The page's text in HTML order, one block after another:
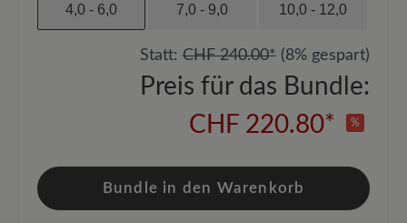
4,0 - 6,0 7,0 - 9,0 10,0 - 12,0
Statt: CHF 240.00* (8% gespart)
Preis für das Bundle:
CHF 220.80*
%
Bundle in den Warenkorb